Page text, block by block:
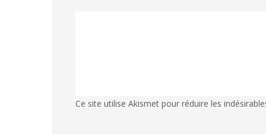
Ce site utilise Akismet pour réduire les